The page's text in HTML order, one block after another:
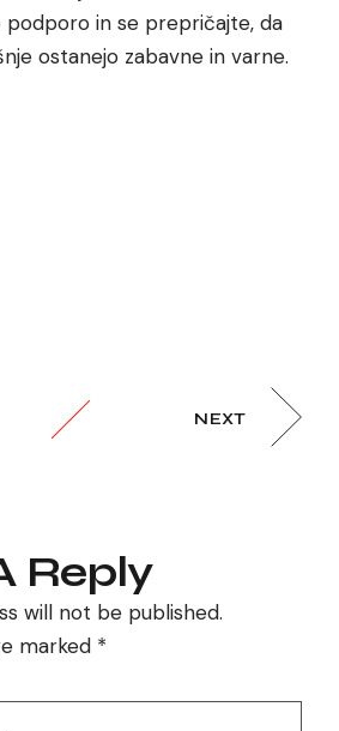
podporo in se prepričajte, da
ostanejo zabavne in varne.
NEXT
Reply
will not be published.
marked *